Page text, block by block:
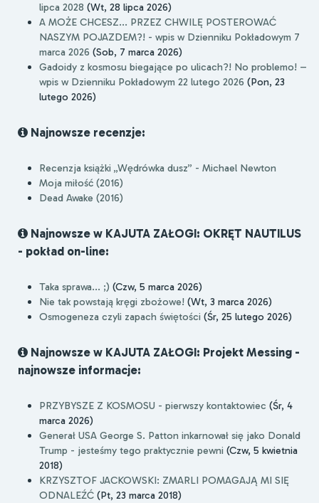
lipca 2028 (Wt, 28 lipca 2026)
A MOŻE CHCESZ... PRZEZ CHWILĘ POSTEROWAĆ
NASZYM POJAZDEM?! - wpis w Dzienniku Pokładowym 7
marca 2026 (Sob, 7 marca 2026)
Gadoidy z kosmosu biegające po ulicach?! No problemo! –
wpis w Dzienniku Pokładowym 22 lutego 2026 (Pon, 23
lutego 2026)
Najnowsze recenzje:
Recenzja książki „Wędrówka dusz” - Michael Newton
Moja miłość (2016)
Dead Awake (2016)
Najnowsze w KAJUTA ZAŁOGI: OKRĘT NAUTILUS
- pokład on-line:
Taka sprawa... ;) (Czw, 5 marca 2026)
Nie tak powstają kręgi zbożowe! (Wt, 3 marca 2026)
Osmogeneza czyli zapach świętości (Śr, 25 lutego 2026)
Najnowsze w KAJUTA ZAŁOGI: Projekt Messing -
najnowsze informacje:
PRZYBYSZE Z KOSMOSU - pierwszy kontaktowiec (Śr, 4
marca 2026)
Generał USA George S. Patton inkarnował się jako Donald
Trump - jesteśmy tego praktycznie pewni (Czw, 5 kwietnia
2018)
KRZYSZTOF JACKOWSKI: ZMARLI POMAGAJĄ MI SIĘ
ODNALEŹĆ (Pt, 23 marca 2018)